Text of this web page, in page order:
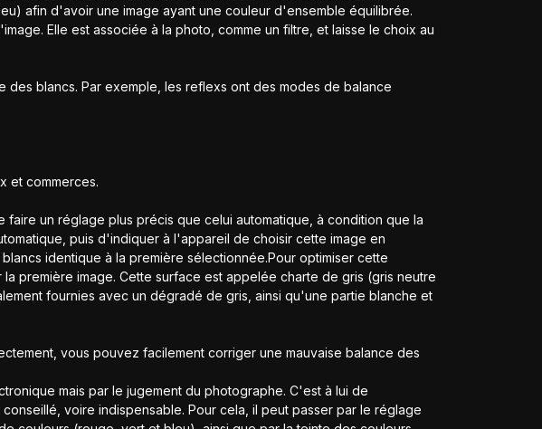
afin d'avoir une image ayant une couleur d'ensemble équilibrée.
Elle est associée à la photo, comme un filtre, et laisse le choix au
blancs. Par exemple, les reflexs ont des modes de balance
et commerces.
un réglage plus précis que celui automatique, à condition que la
puis d'indiquer à l'appareil de choisir cette image en
identique à la première sélectionnée.Pour optimiser cette
première image. Cette surface est appelée charte de gris (gris neutre
fournies avec un dégradé de gris, ainsi qu'une partie blanche et
vous pouvez facilement corriger une mauvaise balance des
mais par le jugement du photographe. C'est à lui de
voire indispensable. Pour cela, il peut passer par le réglage